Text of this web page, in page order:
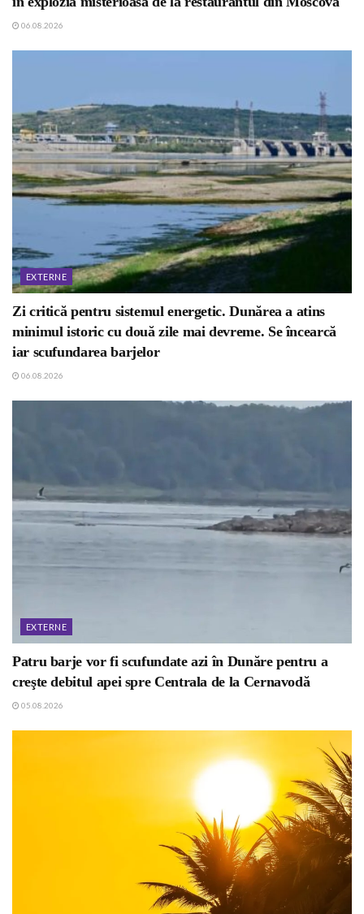
06.08.2026
EXTERNE
Zi critică pentru sistemul energetic. Dunărea a atins
minimul istoric cu două zile mai devreme. Se încearcă
iar scufundarea barjelor
06.08.2026
EXTERNE
Patru barje vor fi scufundate azi în Dunăre pentru a
creşte debitul apei spre Centrala de la Cernavodă
05.08.2026